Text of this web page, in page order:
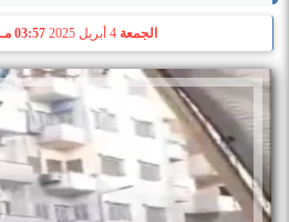
الجمعة 4 أبريل 2025 03:57 مـ